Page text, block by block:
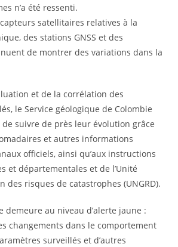
n’a été ressenti.
satellitaires relatives à la
des stations GNSS et des
de montrer des variations dans la
et de la corrélation des
le Service géologique de Colombie
de suivre de près leur évolution grâce
et autres informations
officiels, ainsi qu’aux instructions
et départementales et de l’Unité
des risques de catastrophes (UNGRD).
demeure au niveau d’alerte jaune :
changements dans le comportement
surveillés et d’autres